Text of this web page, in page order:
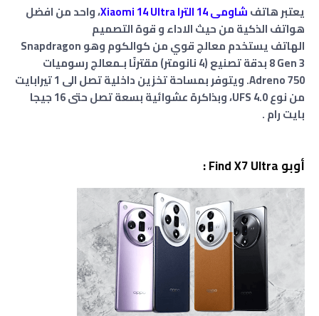
يعتبر هاتفشاومى 14 الترا Xiaomi 14 Ultra
، واحد من افضل
هواتف الذكية من حيث الاداء و قوة التصميم
الهاتف يستخدم معالج قوي من كوالكوم وهو Snapdragon
8 Gen 3 بدقة تصنيع (4 نانومتر) مقترنًا بـمعالج رسوميات
Adreno 750. ويتوفر بمساحة تخزين داخلية تصل الى 1 تيرابايت
من نوع UFS 4.0، وبذاكرة عشوائية بسعة تصل حتى 16 جيجا
بايت رام .
أوبو Find X7 Ultra :